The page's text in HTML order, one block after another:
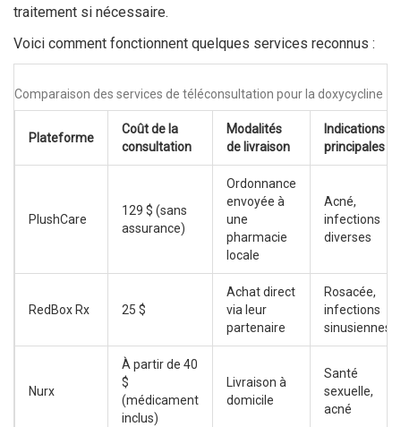
traitement si nécessaire.
Voici comment fonctionnent quelques services reconnus :
Comparaison des services de téléconsultation pour la doxycycline
Plateforme
Coût de la
consultation
Modalités
de livraison
Indications
principales
PlushCare
129 $ (sans
assurance)
Ordonnance
envoyée à
une
pharmacie
locale
Acné,
infections
diverses
RedBox Rx 25 $
Achat direct
via leur
partenaire
Rosacée,
infections
sinusiennes
Nurx
À partir de 40
$
(médicament
inclus)
Livraison à
domicile
Santé
sexuelle,
acné